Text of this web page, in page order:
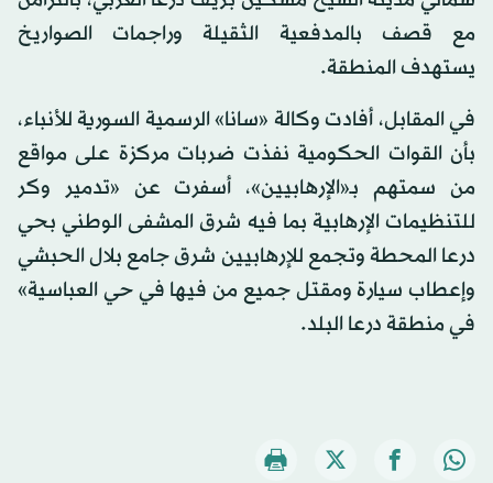
مع قصف بالمدفعية الثقيلة وراجمات الصواريخ
يستهدف المنطقة.
في المقابل، أفادت وكالة «سانا» الرسمية السورية للأنباء،
بأن القوات الحكومية نفذت ضربات مركزة على مواقع
من سمتهم بـ«الإرهابيين»، أسفرت عن «تدمير وكر
للتنظيمات الإرهابية بما فيه شرق المشفى الوطني بحي
درعا المحطة وتجمع للإرهابيين شرق جامع بلال الحبشي
وإعطاب سيارة ومقتل جميع من فيها في حي العباسية»
في منطقة درعا البلد.